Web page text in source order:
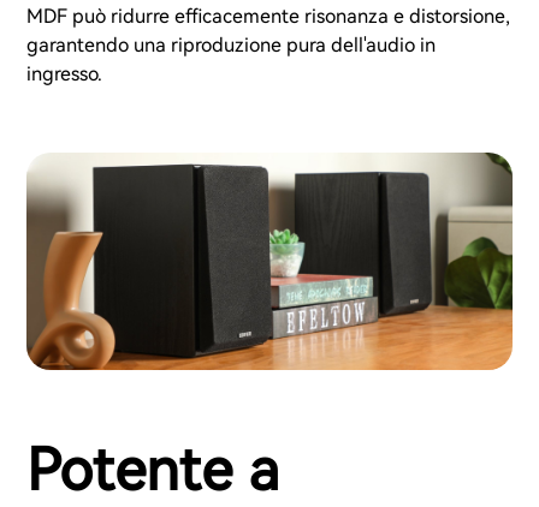
MDF può ridurre efficacemente risonanza e distorsione,
garantendo una riproduzione pura dell'audio in
ingresso.
Potente a